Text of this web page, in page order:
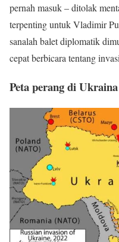
pernah masuk – ditolak
terpenting untuk Vladimir
sanalah balet diplomatik
cepat berbicara tentang
Peta perang di